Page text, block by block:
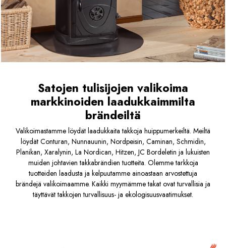
Satojen tulisijojen valikoima
markkinoiden laadukkaimmilta
brändeiltä
Valikoimastamme löydät laadukkaita takkoja huippumerkeiltä. Meiltä
löydät Conturan, Nunnauunin, Nordpeisin, Caminan, Schmidin,
Planikan, Xaralynin, La Nordican, Hitzen, JC Bordeletin ja lukuisten
muiden johtavien takkabrändien tuotteita. Olemme tarkkoja
tuotteiden laadusta ja kelpuutamme ainoastaan arvostettuja
brändejä valikoimaamme. Kaikki myymämme takat ovat turvallisia ja
täyttävät takkojen turvallisuus- ja ekologisuusvaatimukset.